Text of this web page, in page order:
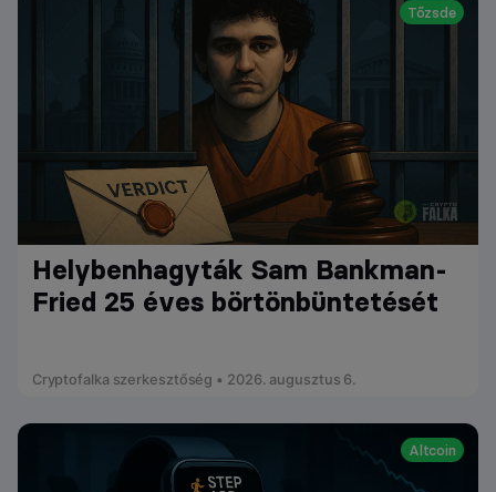
Tőzsde
Helybenhagyták Sam Bankman-
Fried 25 éves börtönbüntetését
Cryptofalka szerkesztőség • 2026. augusztus 6.
Altcoin